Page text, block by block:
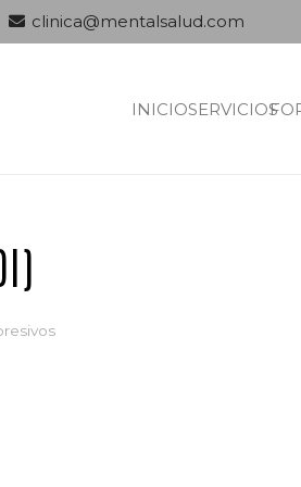
clinica@mentalsalud.com
INICIOSERVICIOS